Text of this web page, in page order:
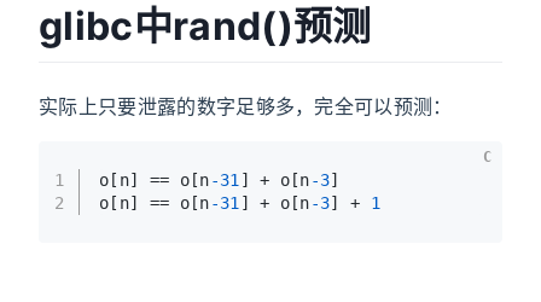
glibc中rand()预测
实际上只要泄露的数字足够多，完全可以预测：
1
2
o[n] == o[n-31] + o[n-3]
o[n] == o[n-31] + o[n-3] + 1
C